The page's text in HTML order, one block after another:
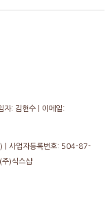
자: 김현수 | 이메일:
| 사업자등록번호: 504-87-
주)식스샵